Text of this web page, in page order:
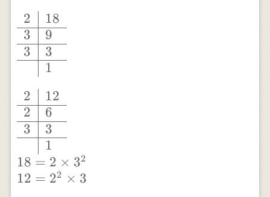
\begin{array}
{l|l} 2 & 18 \\
\hline 3 & 9
\\ \hline 3 &
1 \end{array}
2
3
3
18
9
3
1
\begin{array}
{l|l} 2 & 12 \\
\hline 2 & 6
\\ \hline 3 &
3 \\ \hline &
1 \end{array}
2
2
3
12
6
3
1
18 = 2 × 32
12 = 22 × 3